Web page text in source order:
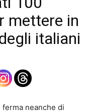
mettere in
italiani
ferma neanche di